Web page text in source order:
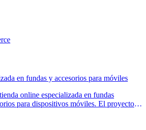
en fundas y accesorios para móviles
online especializada en fundas
para dispositivos móviles. El proyecto